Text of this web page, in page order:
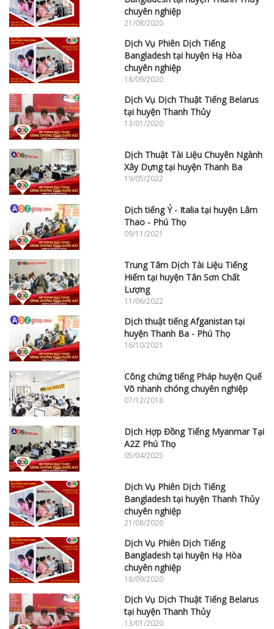
chuyên nghiệp
21/08/2020
Dịch Vụ Phiên Dịch Tiếng
Bangladesh tại huyện Hạ Hòa
chuyên nghiệp
18/09/2020
Dịch Vụ Dịch Thuật Tiếng Belarus
tại huyện Thanh Thủy
13/01/2020
Dịch Thuật Tài Liệu Chuyên Ngành
Xây Dựng tại huyện Thanh Ba
19/05/2022
Dịch tiếng Ý - Italia tại huyện Lâm
Thao - Phú Thọ
09/11/2021
Trung Tâm Dịch Tài Liệu Tiếng
Hiếm tại huyện Tân Sơn Chất
Lượng
11/06/2022
Dịch thuật tiếng Afganistan tại
huyện Thanh Ba - Phú Thọ
16/10/2021
Công chứng tiếng Pháp huyện Quế
Võ nhanh chóng chuyên nghiệp
07/12/2018
Dịch Hợp Đồng Tiếng Myanmar Tại
A2Z Phú Thọ
05/04/2025
Dịch Vụ Phiên Dịch Tiếng
Bangladesh tại huyện Thanh Thủy
chuyên nghiệp
21/08/2020
Dịch Vụ Phiên Dịch Tiếng
Bangladesh tại huyện Hạ Hòa
chuyên nghiệp
18/09/2020
Dịch Vụ Dịch Thuật Tiếng Belarus
tại huyện Thanh Thủy
13/01/2020